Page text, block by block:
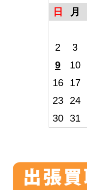
日
月
2
3
9
10
16
17
23
24
30
31